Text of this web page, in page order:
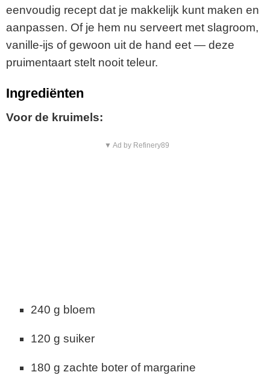
eenvoudig recept dat je makkelijk kunt maken en
aanpassen. Of je hem nu serveert met slagroom,
vanille-ijs of gewoon uit de hand eet — deze
pruimentaart stelt nooit teleur.
Ingrediënten
Voor de kruimels:
▼ Ad by Refinery89
240 g bloem
120 g suiker
180 g zachte boter of margarine